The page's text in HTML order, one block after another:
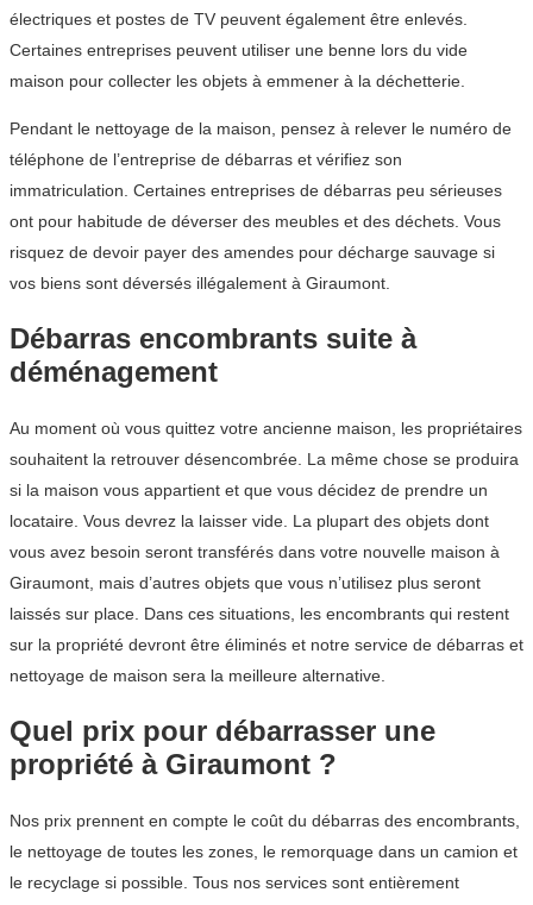
électriques et postes de TV peuvent également être enlevés.
Certaines entreprises peuvent utiliser une benne lors du vide
maison pour collecter les objets à emmener à la déchetterie.
Pendant le nettoyage de la maison, pensez à relever le numéro de
téléphone de l’entreprise de débarras et vérifiez son
immatriculation. Certaines entreprises de débarras peu sérieuses
ont pour habitude de déverser des meubles et des déchets. Vous
risquez de devoir payer des amendes pour décharge sauvage si
vos biens sont déversés illégalement à Giraumont.
Débarras encombrants suite à
déménagement
Au moment où vous quittez votre ancienne maison, les propriétaires
souhaitent la retrouver désencombrée. La même chose se produira
si la maison vous appartient et que vous décidez de prendre un
locataire. Vous devrez la laisser vide. La plupart des objets dont
vous avez besoin seront transférés dans votre nouvelle maison à
Giraumont, mais d’autres objets que vous n’utilisez plus seront
laissés sur place. Dans ces situations, les encombrants qui restent
sur la propriété devront être éliminés et notre service de débarras et
nettoyage de maison sera la meilleure alternative.
Quel prix pour débarrasser une
propriété à Giraumont ?
Nos prix prennent en compte le coût du débarras des encombrants,
le nettoyage de toutes les zones, le remorquage dans un camion et
le recyclage si possible. Tous nos services sont entièrement